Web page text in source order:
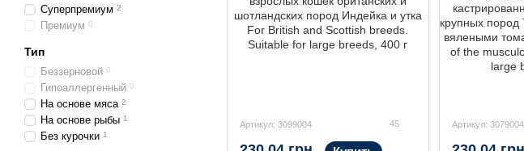
Артикул: 3099004 45 Артикул: 3079004
Суперпремиум 2
Премиум 0
Тип
Беззерновой 0
Гипоаллергенный 0
На основе мяса 2
На основе рыбы 1
Без курочки 1